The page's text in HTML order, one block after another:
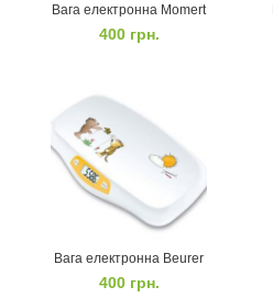
Вага електронна Momert
400 грн.
Вага електронна Beurer
400 грн.